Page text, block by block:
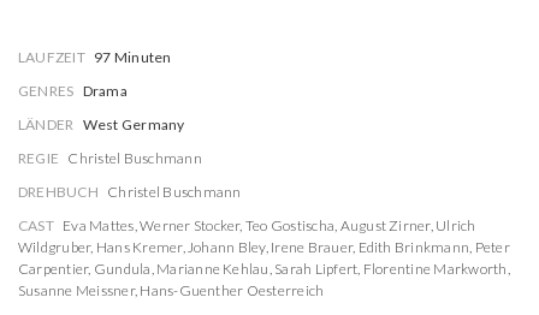
LAUFZEIT 97 Minuten
GENRES Drama
LÄNDER West Germany
REGIE Christel Buschmann
DREHBUCH Christel Buschmann
CAST Eva Mattes,Werner Stocker, Teo Gostischa, August Zirner, Ulrich
Wildgruber, Hans Kremer,Johann Bley, Irene Brauer, Edith Brinkmann, Peter
Carpentier, Gundula, Marianne Kehlau, Sarah Lipfert, Florentine Markworth,
Susanne Meissner, Hans-Guenther Oesterreich